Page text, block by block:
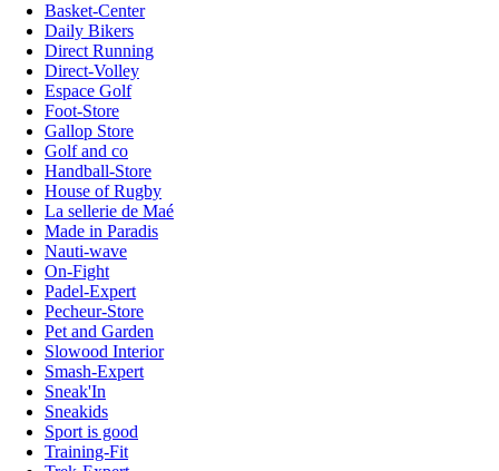
Basket-Center
Daily Bikers
Direct Running
Direct-Volley
Espace Golf
Foot-Store
Gallop Store
Golf and co
Handball-Store
House of Rugby
La sellerie de Maé
Made in Paradis
Nauti-wave
On-Fight
Padel-Expert
Pecheur-Store
Pet and Garden
Slowood Interior
Smash-Expert
Sneak'In
Sneakids
Sport is good
Training-Fit